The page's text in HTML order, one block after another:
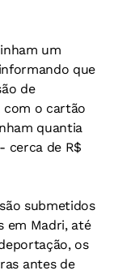
um
que
de
com o cartão
quantia
cerca de R$
submetidos
em Madri, até
os
antes de